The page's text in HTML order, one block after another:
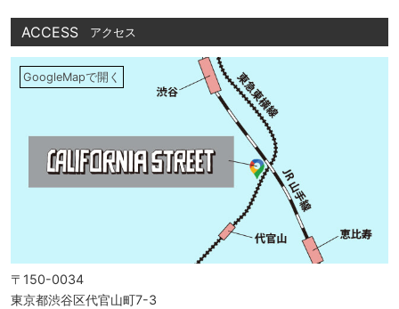
ACCESS アクセス
GoogleMapで開く
〒150-0034
東京都渋谷区代官山町7-3